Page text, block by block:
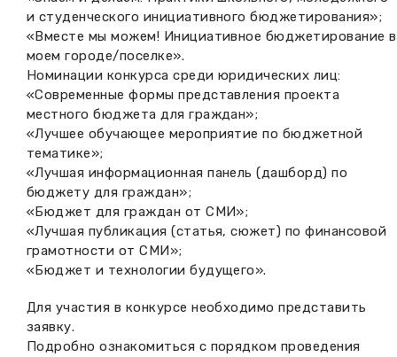
и студенческого инициативного бюджетирования»;
«Вместе мы можем! Инициативное бюджетирование в
моем городе/поселке».
Номинации конкурса среди юридических лиц:
«Современные формы представления проекта
местного бюджета для граждан»;
«Лучшее обучающее мероприятие по бюджетной
тематике»;
«Лучшая информационная панель (дашборд) по
бюджету для граждан»;
«Бюджет для граждан от СМИ»;
«Лучшая публикация (статья, сюжет) по финансовой
грамотности от СМИ»;
«Бюджет и технологии будущего».
Для участия в конкурсе необходимо представить
заявку.
Подробно ознакомиться с порядком проведения